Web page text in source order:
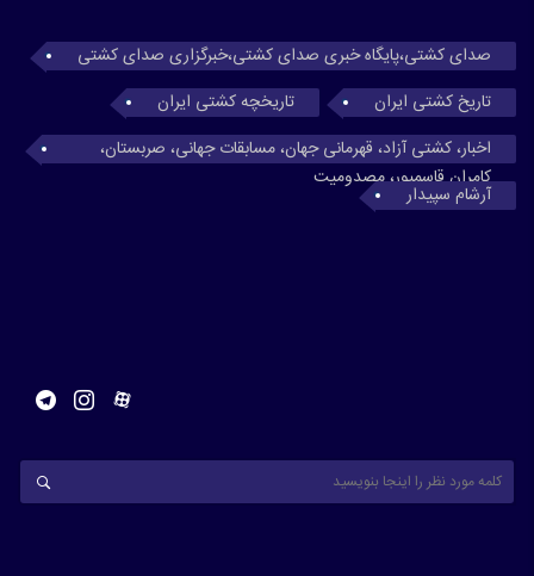
صدای کشتی،پایگاه خبری صدای کشتی،خبرگزاری صدای کشتی
تاریخ کشتی ایران
تاریخچه کشتی ایران
اخبار، کشتی آزاد، قهرمانی جهان، مسابقات جهانی، صربستان،
کامران قاسمپور، مصدومیت
آرشام سپیدار